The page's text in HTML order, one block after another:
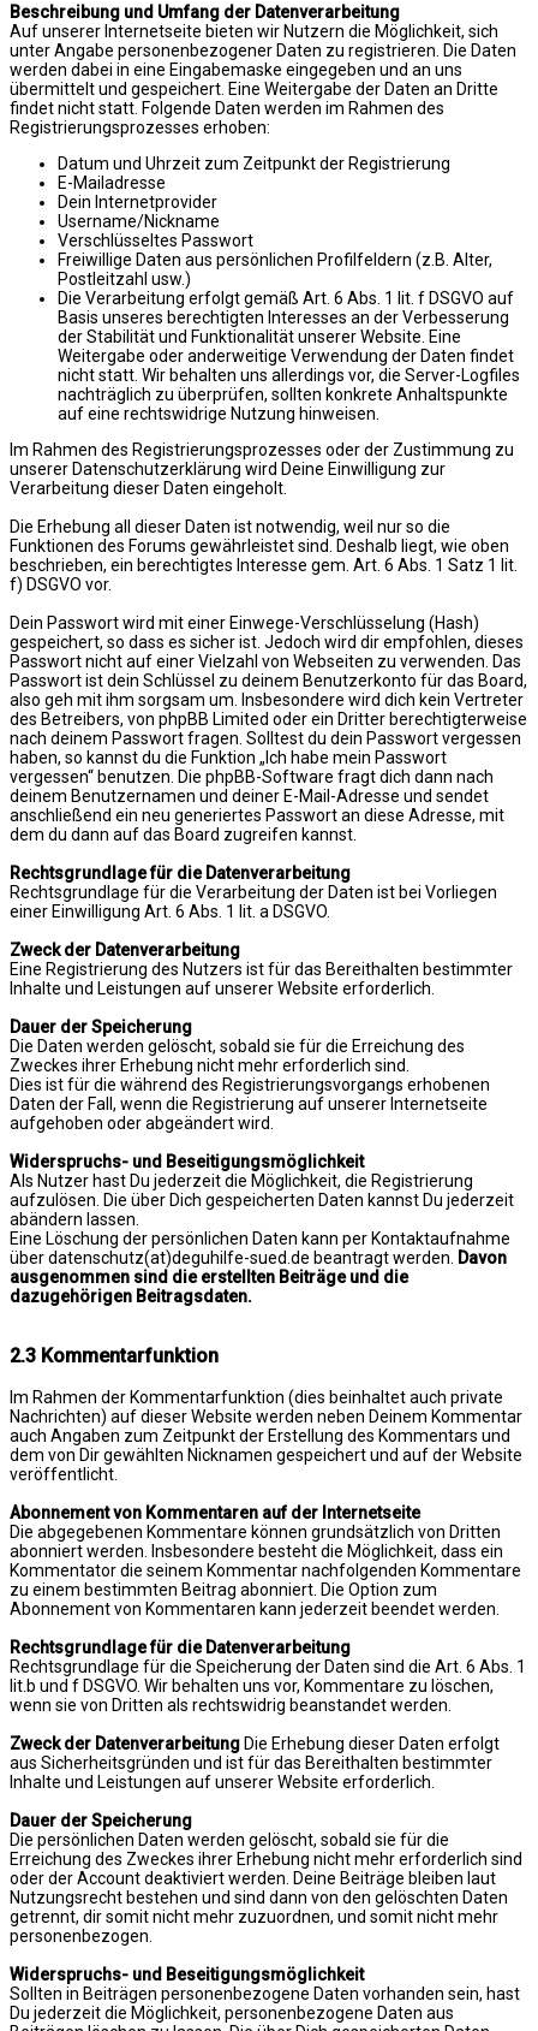
Beschreibung und Umfang der Datenverarbeitung
Auf unserer Internetseite bieten wir Nutzern die Möglichkeit, sich
unter Angabe personenbezogener Daten zu registrieren. Die Daten
werden dabei in eine Eingabemaske eingegeben und an uns
übermittelt und gespeichert. Eine Weitergabe der Daten an Dritte
findet nicht statt. Folgende Daten werden im Rahmen des
Registrierungsprozesses erhoben:
Datum und Uhrzeit zum Zeitpunkt der Registrierung
E-Mailadresse
Dein Internetprovider
Username/Nickname
Verschlüsseltes Passwort
Freiwillige Daten aus persönlichen Profilfeldern (z.B. Alter,
Postleitzahl usw.)
Die Verarbeitung erfolgt gemäß Art. 6 Abs. 1 lit. f DSGVO auf
Basis unseres berechtigten Interesses an der Verbesserung
der Stabilität und Funktionalität unserer Website. Eine
Weitergabe oder anderweitige Verwendung der Daten findet
nicht statt. Wir behalten uns allerdings vor, die Server-Logfiles
nachträglich zu überprüfen, sollten konkrete Anhaltspunkte
auf eine rechtswidrige Nutzung hinweisen.
Im Rahmen des Registrierungsprozesses oder der Zustimmung zu
unserer Datenschutzerklärung wird Deine Einwilligung zur
Verarbeitung dieser Daten eingeholt.
Die Erhebung all dieser Daten ist notwendig, weil nur so die
Funktionen des Forums gewährleistet sind. Deshalb liegt, wie oben
beschrieben, ein berechtigtes Interesse gem. Art. 6 Abs. 1 Satz 1 lit.
f) DSGVO vor.
Dein Passwort wird mit einer Einwege-Verschlüsselung (Hash)
gespeichert, so dass es sicher ist. Jedoch wird dir empfohlen, dieses
Passwort nicht auf einer Vielzahl von Webseiten zu verwenden. Das
Passwort ist dein Schlüssel zu deinem Benutzerkonto für das Board,
also geh mit ihm sorgsam um. Insbesondere wird dich kein Vertreter
des Betreibers, von phpBB Limited oder ein Dritter berechtigterweise
nach deinem Passwort fragen. Solltest du dein Passwort vergessen
haben, so kannst du die Funktion „Ich habe mein Passwort
vergessen“ benutzen. Die phpBB-Software fragt dich dann nach
deinem Benutzernamen und deiner E-Mail-Adresse und sendet
anschließend ein neu generiertes Passwort an diese Adresse, mit
dem du dann auf das Board zugreifen kannst.
Rechtsgrundlage für die Datenverarbeitung
Rechtsgrundlage für die Verarbeitung der Daten ist bei Vorliegen
einer Einwilligung Art. 6 Abs. 1 lit. a DSGVO.
Zweck der Datenverarbeitung
Eine Registrierung des Nutzers ist für das Bereithalten bestimmter
Inhalte und Leistungen auf unserer Website erforderlich.
Dauer der Speicherung
Die Daten werden gelöscht, sobald sie für die Erreichung des
Zweckes ihrer Erhebung nicht mehr erforderlich sind.
Dies ist für die während des Registrierungsvorgangs erhobenen
Daten der Fall, wenn die Registrierung auf unserer Internetseite
aufgehoben oder abgeändert wird.
Widerspruchs- und Beseitigungsmöglichkeit
Als Nutzer hast Du jederzeit die Möglichkeit, die Registrierung
aufzulösen. Die über Dich gespeicherten Daten kannst Du jederzeit
abändern lassen.
Eine Löschung der persönlichen Daten kann per Kontaktaufnahme
über datenschutz(at)deguhilfe-sued.de beantragt werden.
Davon
ausgenommen sind die erstellten Beiträge und die
dazugehörigen Beitragsdaten.
2.3 Kommentarfunktion
Im Rahmen der Kommentarfunktion (dies beinhaltet auch private
Nachrichten) auf dieser Website werden neben Deinem Kommentar
auch Angaben zum Zeitpunkt der Erstellung des Kommentars und
dem von Dir gewählten Nicknamen gespeichert und auf der Website
veröffentlicht.
Abonnement von Kommentaren auf der Internetseite
Die abgegebenen Kommentare können grundsätzlich von Dritten
abonniert werden. Insbesondere besteht die Möglichkeit, dass ein
Kommentator die seinem Kommentar nachfolgenden Kommentare
zu einem bestimmten Beitrag abonniert. Die Option zum
Abonnement von Kommentaren kann jederzeit beendet werden.
Rechtsgrundlage für die Datenverarbeitung
Rechtsgrundlage für die Speicherung der Daten sind die Art. 6 Abs. 1
lit.b und f DSGVO. Wir behalten uns vor, Kommentare zu löschen,
wenn sie von Dritten als rechtswidrig beanstandet werden.
Zweck der Datenverarbeitung Die Erhebung dieser Daten erfolgt
aus Sicherheitsgründen und ist für das Bereithalten bestimmter
Inhalte und Leistungen auf unserer Website erforderlich.
Dauer der Speicherung
Die persönlichen Daten werden gelöscht, sobald sie für die
Erreichung des Zweckes ihrer Erhebung nicht mehr erforderlich sind
oder der Account deaktiviert werden. Deine Beiträge bleiben laut
Nutzungsrecht bestehen und sind dann von den gelöschten Daten
getrennt, dir somit nicht mehr zuzuordnen, und somit nicht mehr
personenbezogen.
Widerspruchs- und Beseitigungsmöglichkeit
Sollten in Beiträgen personenbezogene Daten vorhanden sein, hast
Du jederzeit die Möglichkeit, personenbezogene Daten aus